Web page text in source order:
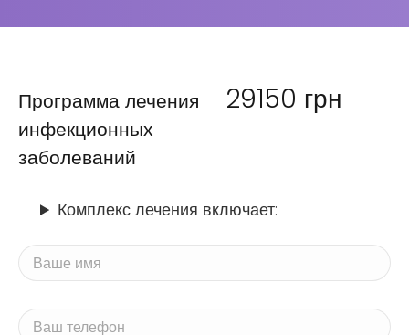
Программа лечения
инфекционных
заболеваний
29150 грн
Комплекс лечения включает: